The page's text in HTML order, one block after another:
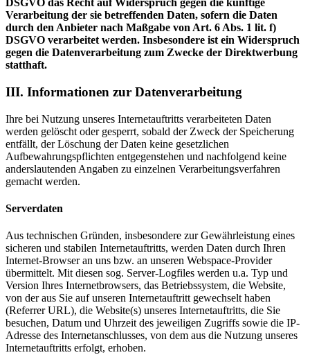
DSGVO das Recht auf Widerspruch gegen die künftige
Verarbeitung der sie betreffenden Daten, sofern die Daten
durch den Anbieter nach Maßgabe von Art. 6 Abs. 1 lit. f)
DSGVO verarbeitet werden. Insbesondere ist ein Widerspruch
gegen die Datenverarbeitung zum Zwecke der Direktwerbung
statthaft.
III. Informationen zur Datenverarbeitung
Ihre bei Nutzung unseres Internetauftritts verarbeiteten Daten
werden gelöscht oder gesperrt, sobald der Zweck der Speicherung
entfällt, der Löschung der Daten keine gesetzlichen
Aufbewahrungspflichten entgegenstehen und nachfolgend keine
anderslautenden Angaben zu einzelnen Verarbeitungsverfahren
gemacht werden.
Serverdaten
Aus technischen Gründen, insbesondere zur Gewährleistung eines
sicheren und stabilen Internetauftritts, werden Daten durch Ihren
Internet-Browser an uns bzw. an unseren Webspace-Provider
übermittelt. Mit diesen sog. Server-Logfiles werden u.a. Typ und
Version Ihres Internetbrowsers, das Betriebssystem, die Website,
von der aus Sie auf unseren Internetauftritt gewechselt haben
(Referrer URL), die Website(s) unseres Internetauftritts, die Sie
besuchen, Datum und Uhrzeit des jeweiligen Zugriffs sowie die IP-
Adresse des Internetanschlusses, von dem aus die Nutzung unseres
Internetauftritts erfolgt, erhoben.